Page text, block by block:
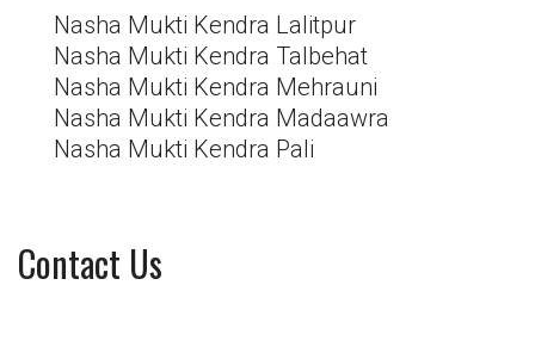
Nasha Mukti Kendra Lalitpur
Nasha Mukti Kendra Talbehat
Nasha Mukti Kendra Mehrauni
Nasha Mukti Kendra Madaawra
Nasha Mukti Kendra Pali
Contact Us